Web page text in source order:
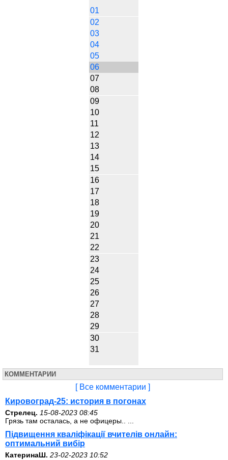
01
02
03
04
05
06
07
08
09
10
11
12
13
14
15
16
17
18
19
20
21
22
23
24
25
26
27
28
29
30
31
КОММЕНТАРИИ
[ Все комментарии ]
Кировоград-25: история в погонах
Стрелец. 15-08-2023 08:45
Грязь там осталась, а не офицеры.. ...
Підвищення кваліфікації вчителів онлайн:
оптимальний вибір
КатеринаШ. 23-02-2023 10:52